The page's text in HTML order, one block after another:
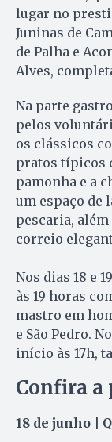
lugar no
Juninas de
de Palha e
Alves,
Na parte
pelos
os clássicos
pratos típicos
pamonha e a
um espaço de
pescaria,
correio
Nos dias 18 e
às 19 horas
mastro em
e São Pedro.
início às 17h,
Confira a
18 de junho |